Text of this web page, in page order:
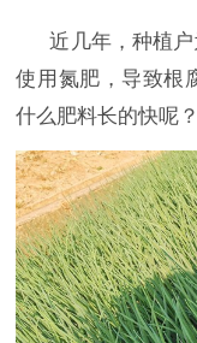
近几年，种植
使用氮肥，导致根
什么肥料长的快呢？